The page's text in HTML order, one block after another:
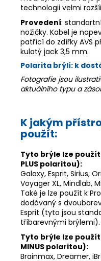
technologii velmi
Provedení:
nožičky. Kabel je
patřící do zdířky AVS
kulatý jack 3,5 mm.
Polarita brýlí: k
Fotografie jsou
aktuálního typu a
K jakým
použít:
Tyto brýle lze
PLUS polaritou):
Galaxy, Esprit, Sirius,
Voyager XL, Mindlab,
Také je lze použít k
dodávaný s
Esprit (tyto jsou
tříbarevnými brýlemi).
Tyto brýle lze
MINUS polaritou):
Brainmax, Dreamer,